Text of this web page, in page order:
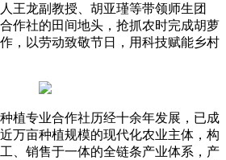
王龙副教授、胡亚瑾等带领师生团
作社的田间地头，抢抓农时完成胡萝
，以劳动致敬节日，用科技赋能乡村
植专业合作社历经十余年发展，已成
万亩种植规模的现代化农业主体，构
、销售于一体的全链条产业体系，产